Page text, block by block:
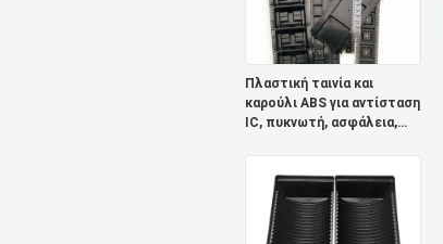
Πλαστική ταινία και
καρούλι ABS για αντίσταση
IC, πυκνωτή, ασφάλεια,